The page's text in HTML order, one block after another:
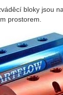
bloky jsou
prostorem.